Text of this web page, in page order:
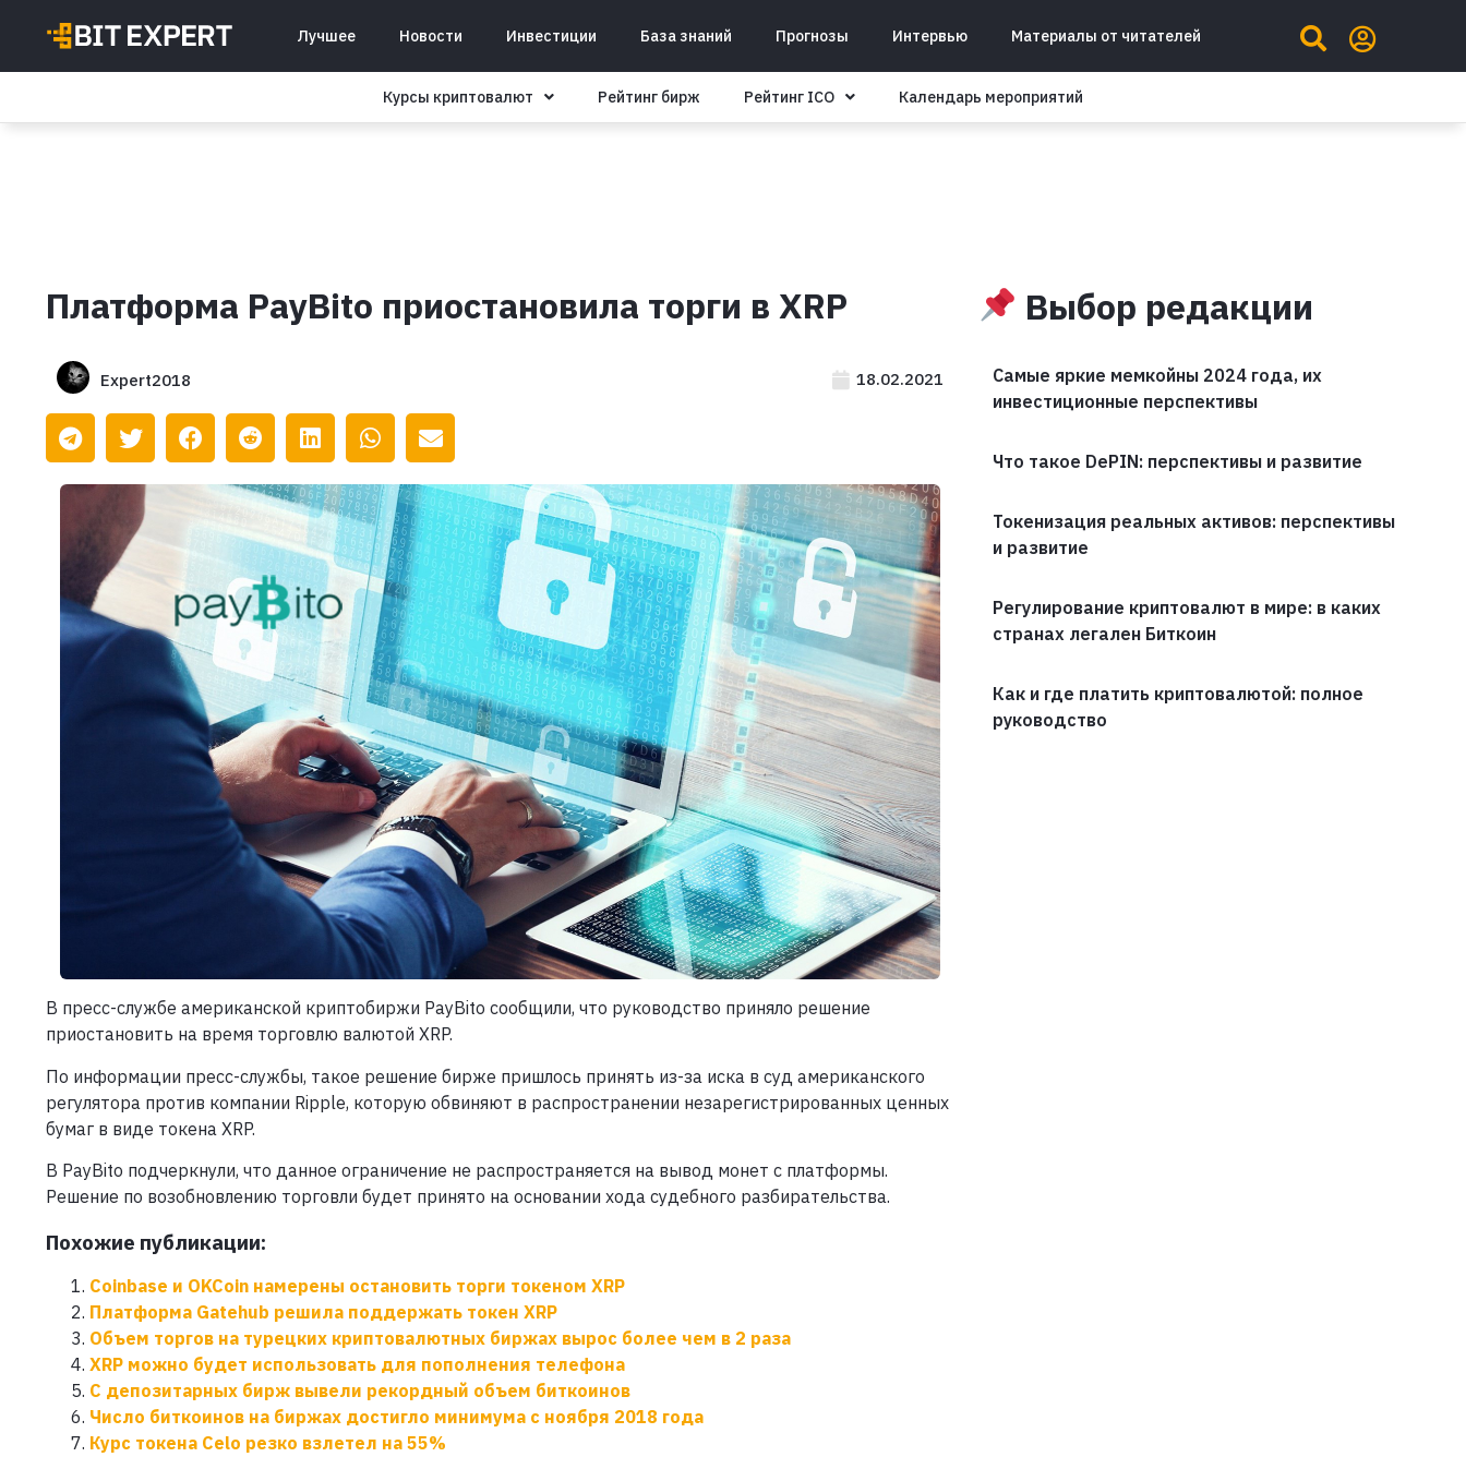
Лучшее Новости Инвестиции База знаний Прогнозы Интервью Материалы от читателей
Курсы криптовалют Рейтинг бирж Рейтинг ICO Календарь мероприятий
Платформа PayBito приостановила торги в XRP
Expert2018 18.02.2021
В пресс-службе американской криптобиржи PayBito сообщили, что руководство приняло решение
приостановить на время торговлю валютой XRP.
По информации пресс-службы, такое решение бирже пришлось принять из-за иска в суд американского
регулятора против компании Ripple, которую обвиняют в распространении незарегистрированных ценных
бумаг в виде токена XRP.
В PayBito подчеркнули, что данное ограничение не распространяется на вывод монет с платформы.
Решение по возобновлению торговли будет принято на основании хода судебного разбирательства.
Похожие публикации:
Coinbase и OKCoin намерены остановить торги токеном XRP
Платформа Gatehub решила поддержать токен XRP
Объем торгов на турецких криптовалютных биржах вырос более чем в 2 раза
XRP можно будет использовать для пополнения телефона
С депозитарных бирж вывели рекордный объем биткоинов
Число биткоинов на биржах достигло минимума c ноября 2018 года
Курс токена Celo резко взлетел на 55%
Выбор редакции
Самые яркие мемкойны 2024 года, их
инвестиционные перспективы
Что такое DePIN: перспективы и развитие
Токенизация реальных активов: перспективы
и развитие
Регулирование криптовалют в мире: в каких
странах легален Биткоин
Как и где платить криптовалютой: полное
руководство